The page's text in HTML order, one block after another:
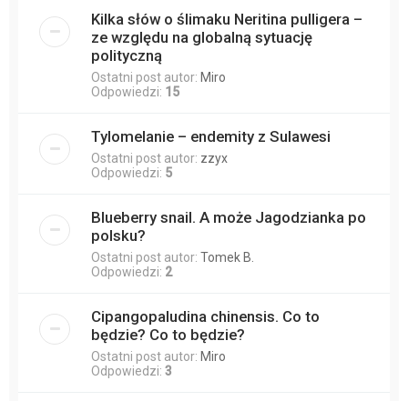
Kilka słów o ślimaku Neritina pulligera –
ze względu na globalną sytuację
polityczną
Ostatni post autor: Miro
Odpowiedzi: 15
Tylomelanie – endemity z Sulawesi
Ostatni post autor: zzyx
Odpowiedzi: 5
Blueberry snail. A może Jagodzianka po
polsku?
Ostatni post autor: Tomek B.
Odpowiedzi: 2
Cipangopaludina chinensis. Co to
będzie? Co to będzie?
Ostatni post autor: Miro
Odpowiedzi: 3